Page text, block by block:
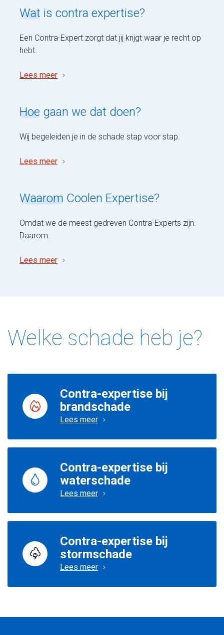
Wat is contra expertise?
Een Contra-Expert zorgt dat jij krijgt waar je recht op
hebt.
Lees meer
Hoe gaan we dat doen?
Wij begeleiden je in de schade stap voor stap.
Lees meer
Waarom Coolen Expertise?
Omdat we de meest gedreven Contra-Experts zijn.
Daarom.
Lees meer
Welke schade heb je?
Contra-expertise bij
brandschade
Lees meer
Contra-expertise bij
waterschade
Lees meer
Contra-expertise bij
stormschade
Lees meer